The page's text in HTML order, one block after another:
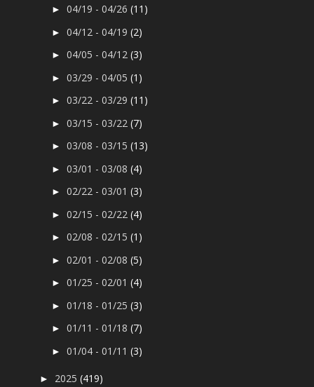
►04/19 - 04/26(11)
►04/12 - 04/19(2)
►04/05 - 04/12(3)
►03/29 - 04/05(1)
►03/22 - 03/29(11)
►03/15 - 03/22(7)
►03/08 - 03/15(13)
►03/01 - 03/08(4)
►02/22 - 03/01(3)
►02/15 - 02/22(4)
►02/08 - 02/15(1)
►02/01 - 02/08(5)
►01/25 - 02/01(4)
►01/18 - 01/25(3)
►01/11 - 01/18(7)
►01/04 - 01/11(3)
► 2025(419)